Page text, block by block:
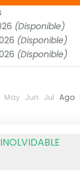
Quiriguá,
Parque
(Disponible)
(Disponible)
(Disponible)
May Jun Jul Ago